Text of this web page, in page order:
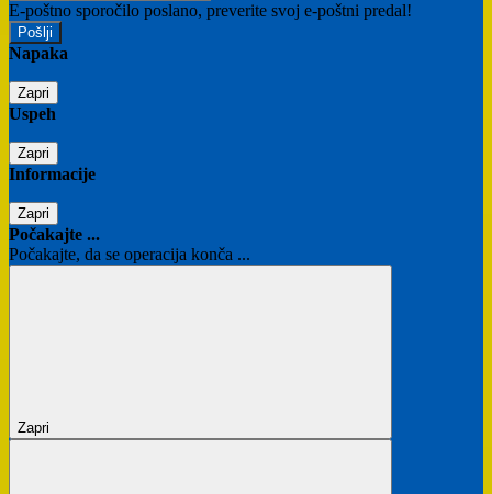
E-poštno sporočilo poslano, preverite svoj e-poštni predal!
Napaka
Zapri
Uspeh
Zapri
Informacije
Zapri
Počakajte ...
Počakajte, da se operacija konča ...
Zapri